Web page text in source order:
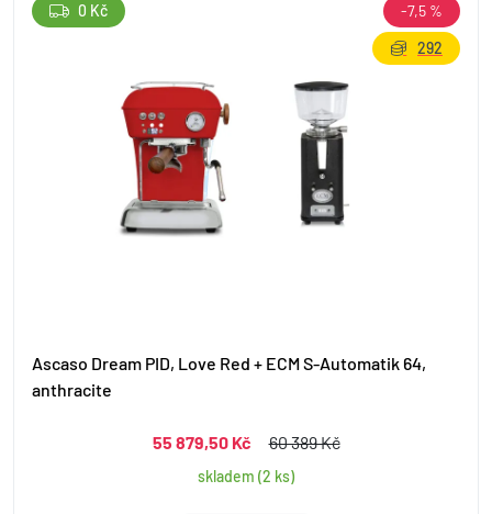
Ascaso Dream PID, Love Red + ECM S-Automatik 64,
anthracite
55 879,50 Kč 60 389 Kč
skladem (2 ks)
0 Kč
-7,5 %
292